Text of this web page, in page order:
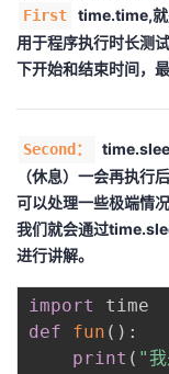
程
认
的
验
我
收
藏
支
声
议
First
time.time,就
用于程序执行时长测
下开始和结束时间，
Second：
（休息）一会再执行
可以处理一些极端情
我们就会通过
进行讲解。
import
def
fun ( ) :
print ( "我